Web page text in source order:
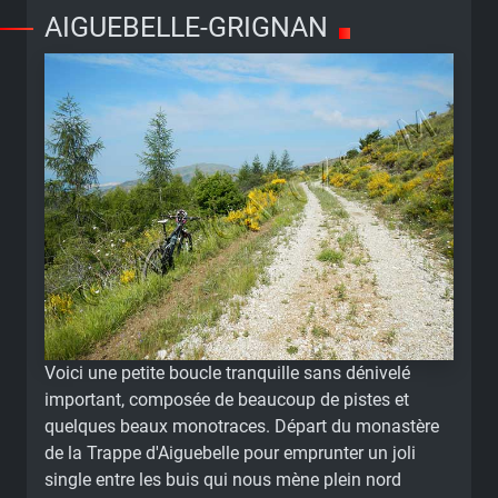
AIGUEBELLE-GRIGNAN
Voici une petite boucle tranquille sans dénivelé
important, composée de beaucoup de pistes et
quelques beaux monotraces. Départ du monastère
de la Trappe d'Aiguebelle pour emprunter un joli
single entre les buis qui nous mène plein nord